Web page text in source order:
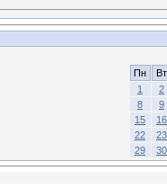
Пн
Вт
1
2
8
9
15
16
22
23
29
30